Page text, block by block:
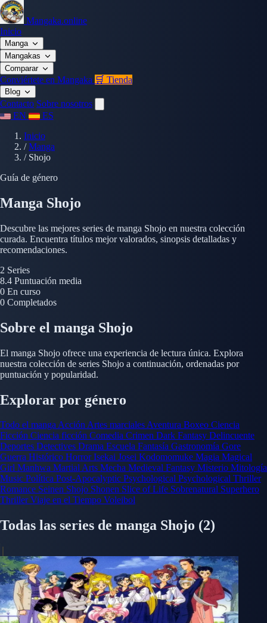
Mangaka.online
Inicio
Manga
Mangakas
Comparar
Conviértete en Mangaka 🛒 Tienda
Blog
Contacto Sobre nosotros
EN
ES
Inicio
/ Manga
/ Shojo
Guía de género
Manga Shojo
Descubre las mejores series de manga Shojo en nuestra colección
curada. Encuentra títulos mejor valorados, sinopsis detalladas y
recomendaciones.
2 Series
8.4 Puntuación media
0 En curso
0 Completados
Sobre el manga Shojo
El manga Shojo ofrece una experiencia de lectura única. Explora
nuestra colección de series Shojo a continuación, ordenadas por
puntuación y popularidad.
Explorar por género
Todo el mangaAcciónArtes marcialesAventura Boxeo Ciencia
Ficción Ciencia ficción Comedia Crimen Dark Fantasy Delincuente
Deportes Detectives Drama Escuela Fantasía Gastronomía Gore
Guerra Histórico HorrorIsekai Josei Kodomomuke Magia Magical
Girl Manhwa Martial Arts Mecha Medieval Fantasy Misterio Mitología
Music Política Post-Apocalyptic Psychological Psychological Thriller
Romance Seinen Shojo Shonen Slice of Life Sobrenatural Superhero
ThrillerViaje en el Tiempo Voleibol
Todas las series de manga Shojo (2)